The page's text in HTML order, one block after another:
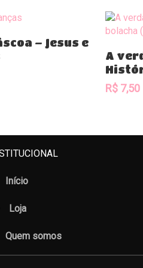
To Cart– Jesus e
A
R$ 7,50
Início
Loja
somos